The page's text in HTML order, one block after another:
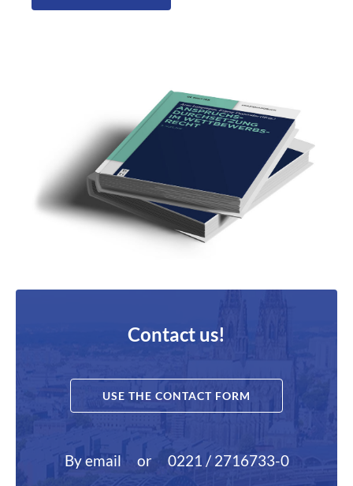
Contact us!
USE THE CONTACT FORM
By email or 0221 / 2716733-0